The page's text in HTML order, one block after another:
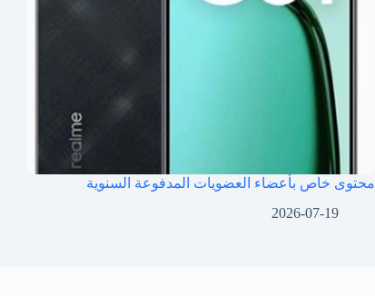
محتوى خاص بأعضاء العضويات المدفوعة السنوية
2026-07-19